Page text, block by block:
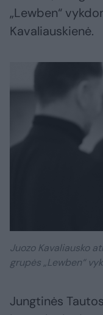
„Lewben“
Kavaliauskienė.
Juozo Kavaliausko
grupės „Lewben“
Jungtinės